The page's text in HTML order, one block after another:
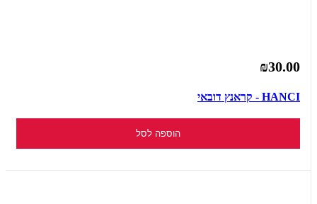
₪30.00
HANCI - קראנץ דובאי
הוספה לסל